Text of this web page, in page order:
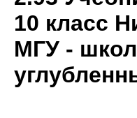
10 класс
МГУ -